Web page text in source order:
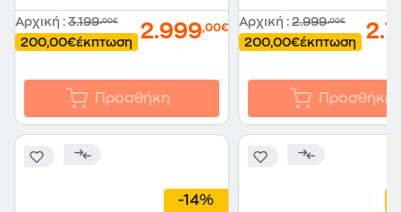
Αρχική : 3.199,00€
200,00€έκπτωση 2.999,00€
Προσθήκη
Αρχική : 2.999,00€
200,00€έκπτωση
Προσθήκη
-14%